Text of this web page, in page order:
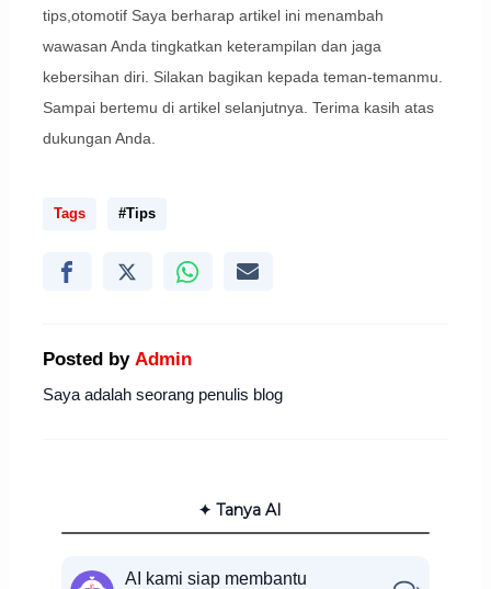
tips,otomotif Saya berharap artikel ini menambah
wawasan Anda tingkatkan keterampilan dan jaga
kebersihan diri. Silakan bagikan kepada teman-temanmu.
Sampai bertemu di artikel selanjutnya. Terima kasih atas
dukungan Anda.
Tags #Tips
Posted by Admin
Saya adalah seorang penulis blog
✦ Tanya AI
AI kami siap membantu